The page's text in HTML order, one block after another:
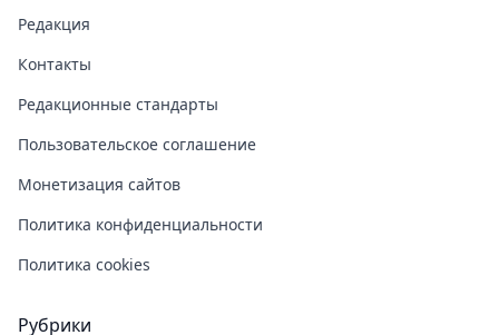
Редакция
Контакты
Редакционные стандарты
Пользовательское соглашение
Монетизация сайтов
Политика конфиденциальности
Политика cookies
Рубрики